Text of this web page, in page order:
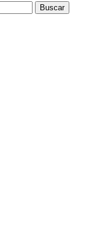
Buscar